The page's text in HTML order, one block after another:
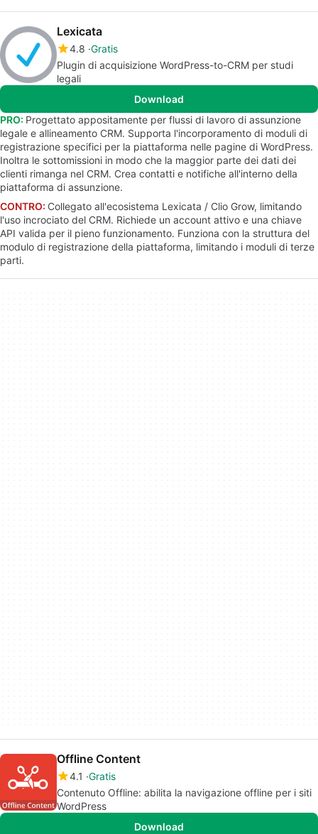
Lexicata
4.8 Gratis
Plugin di acquisizione WordPress-to-CRM per studi
legali
Download
PRO: Progettato appositamente per flussi di lavoro di assunzione
legale e allineamento CRM. Supporta l'incorporamento di moduli di
registrazione specifici per la piattaforma nelle pagine di WordPress.
Inoltra le sottomissioni in modo che la maggior parte dei dati dei
clienti rimanga nel CRM. Crea contatti e notifiche all'interno della
piattaforma di assunzione.
CONTRO: Collegato all'ecosistema Lexicata / Clio Grow, limitando
l'uso incrociato del CRM. Richiede un account attivo e una chiave
API valida per il pieno funzionamento. Funziona con la struttura del
modulo di registrazione della piattaforma, limitando i moduli di terze
parti.
Offline Content
4.1 Gratis
Contenuto Offline: abilita la navigazione offline per i siti
WordPress
Download